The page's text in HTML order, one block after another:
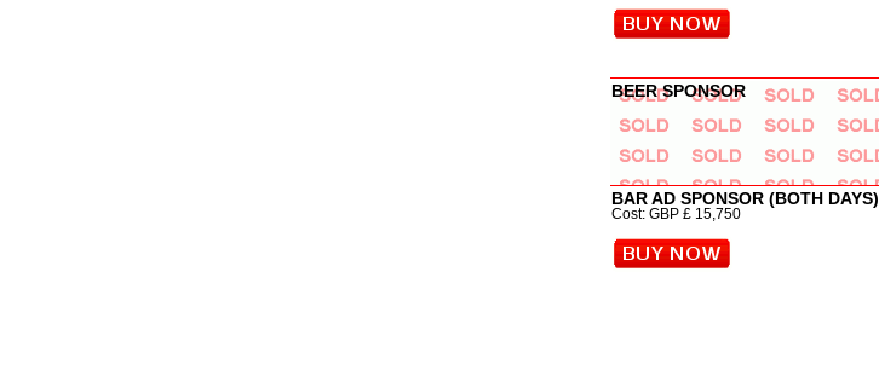
BEER SPONSOR
BAR AD SPONSOR (BOTH DAYS)
Cost: GBP £ 15,750